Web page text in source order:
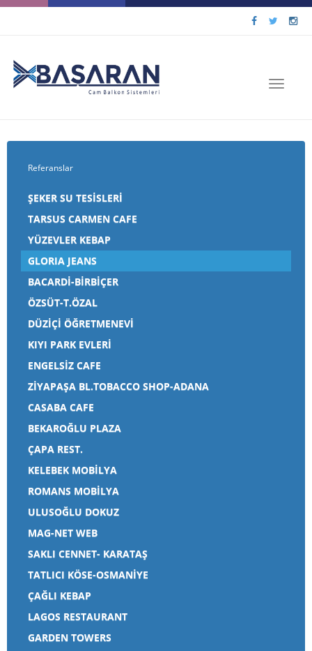
Toggle
Referanslar
ŞEKER SU TESİSLERİ
TARSUS CARMEN CAFE
YÜZEVLER KEBAP
GLORIA JEANS
BACARDİ-BİRBİÇER
ÖZSÜT-T.ÖZAL
DÜZİÇİ ÖĞRETMENEVİ
KIYI PARK EVLERİ
ENGELSİZ CAFE
ZİYAPAŞA BL.TOBACCO SHOP-ADANA
CASABA CAFE
BEKAROĞLU PLAZA
ÇAPA REST.
KELEBEK MOBİLYA
ROMANS MOBİLYA
ULUSOĞLU DOKUZ
MAG-NET WEB
SAKLI CENNET- KARATAŞ
TATLICI KÖSE-OSMANİYE
ÇAĞLI KEBAP
LAGOS RESTAURANT
GARDEN TOWERS